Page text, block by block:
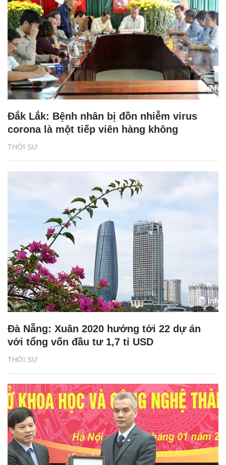
THỜI SỰ
Đắk Lắk: Bệnh nhân bị đồn nhiễm virus
corona là một tiếp viên hàng không
THỜI SỰ
Đà Nẵng: Xuân 2020 hướng tới 22 dự án
với tổng vốn đầu tư 1,7 tỉ USD